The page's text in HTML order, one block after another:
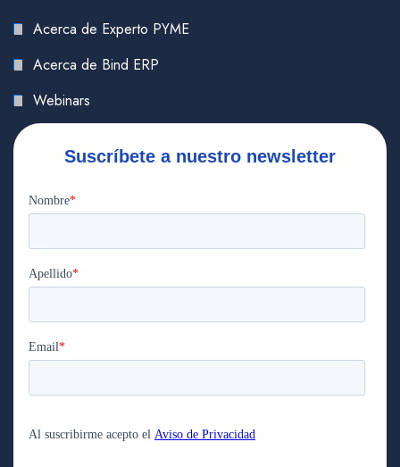
Acerca de Experto PYME
Acerca de Bind ERP
Webinars
Suscríbete a nuestro newsletter